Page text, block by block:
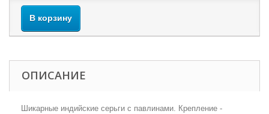
В корзину
ОПИСАНИЕ
Шикарные индийские серьги с павлинами. Крепление -